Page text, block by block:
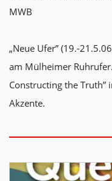
MWB
„Neue Ufer” (19.-
am Mülheimer
Constructing the Truth”
Akzente.